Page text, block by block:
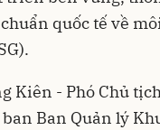
quốc tế về
Kiên - Phó Chủ
Ban Quản lý